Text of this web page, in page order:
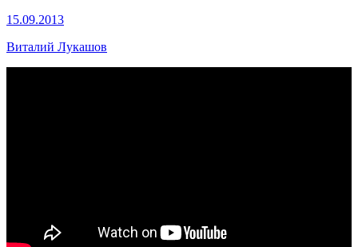
15.09.2013
Виталий Лукашов